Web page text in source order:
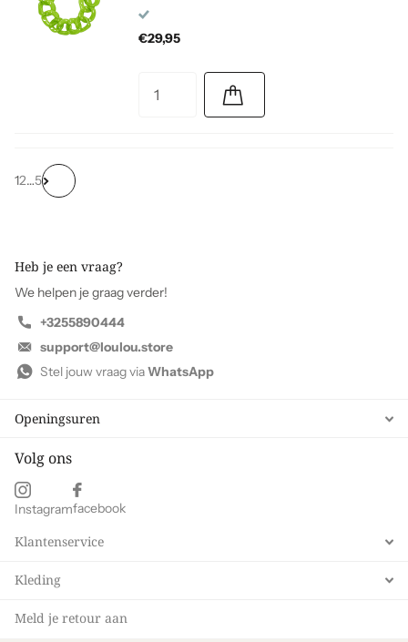
€29,95
12…5
Heb je een vraag?
We helpen je graag verder!
+3255890444
support@loulou.store
Stel jouw vraag viaWhatsApp
Openingsuren
Volg ons
Instagramfacebook
Klantenservice
Kleding
Meld je retour aan